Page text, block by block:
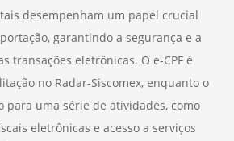
desempenham um papel crucial
garantindo a segurança e a
transações eletrônicas. O e-CPF é
no Radar-Siscomex, enquanto o
para uma série de atividades, como
eletrônicas e acesso a serviços